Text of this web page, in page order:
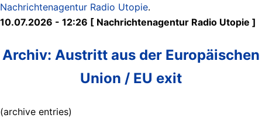
Nachrichtenagentur Radio Utopie.
10.07.2026 - 12:26 [ Nachrichtenagentur Radio Utopie ]
Archiv: Austritt aus der Europäischen
Union / EU exit
(archive entries)